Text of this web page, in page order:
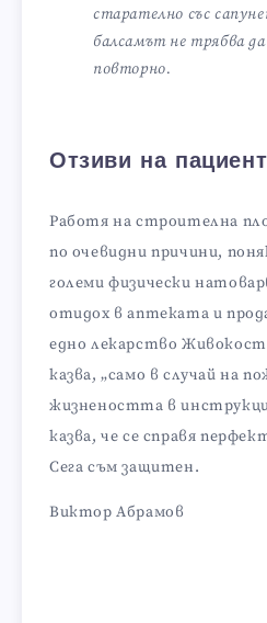
старателно със
балсамът не трябва да
повторно.
Отзиви на
Работя на строителна
по очевидни причини,
големи физически
отидох в аптеката и
едно лекарство
казва, „само в случай на
жизнеността в
казва, че се справя
Сега съм защитен.
Виктор Абрамов